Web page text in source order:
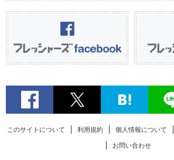
このサイトについて 利用規約 個人情報について
お問い合わせ